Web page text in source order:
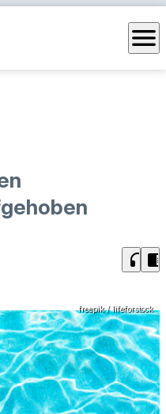
menu
headphones chrome_reader_mode
freepik / lifeforstock